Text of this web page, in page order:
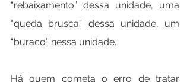
“rebaixamento” dessa unidade, uma
“queda brusca” dessa unidade, um
“buraco” nessa unidade.
Há quem cometa o erro de tratar